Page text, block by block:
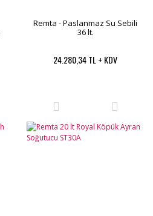
Remta - Paslanmaz Su Sebili
36 lt.
24.280,34 TL + KDV